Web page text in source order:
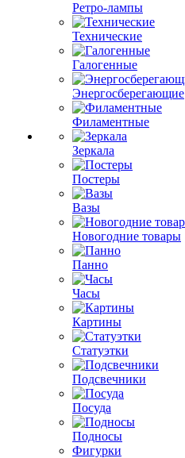
Ретро-лампы
Технические
Галогенные
Энергосберегающие
Филаментные
Зеркала
Постеры
Вазы
Новогодние товары
Панно
Часы
Картины
Статуэтки
Подсвечники
Посуда
Подносы
Фигурки